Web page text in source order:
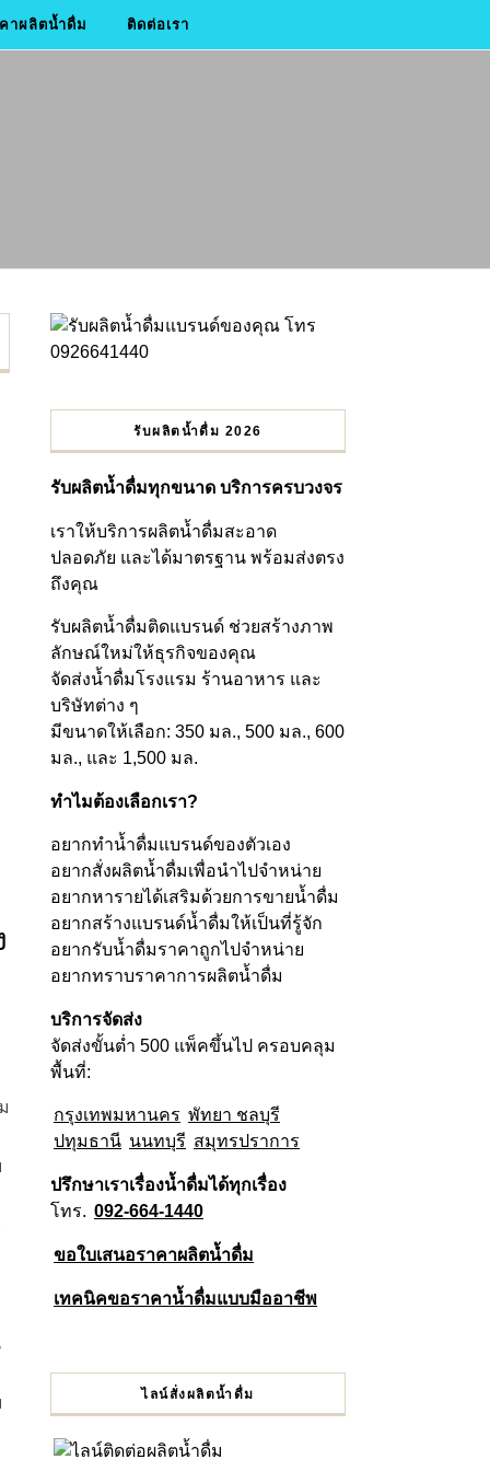
าผลิตน้ำดื่ม ติดต่อเรา
รับผลิตน้ำดื่ม 2026
รับผลิตน้ำดื่มทุกขนาด บริการครบวงจร
เราให้บริการผลิตน้ำดื่มสะอาด
ปลอดภัย และได้มาตรฐาน พร้อมส่งตรง
ถึงคุณ
รับผลิตน้ำดื่มติดแบรนด์ ช่วยสร้างภาพ
ลักษณ์ใหม่ให้ธุรกิจของคุณ
จัดส่งน้ำดื่มโรงแรม ร้านอาหาร และ
บริษัทต่าง ๆ
มีขนาดให้เลือก: 350 มล., 500 มล., 600
มล., และ 1,500 มล.
ทำไมต้องเลือกเรา?
อยากทำน้ำดื่มแบรนด์ของตัวเอง
อยากสั่งผลิตน้ำดื่มเพื่อนำไปจำหน่าย
อยากหารายได้เสริมด้วยการขายน้ำดื่ม
อยากสร้างแบรนด์น้ำดื่มให้เป็นที่รู้จัก
อยากรับน้ำดื่มราคาถูกไปจำหน่าย
อยากทราบราคาการผลิตน้ำดื่ม
บริการจัดส่ง
จัดส่งขั้นต่ำ 500 แพ็คขึ้นไป ครอบคลุม
พื้นที่:
กรุงเทพมหานคร พัทยา ชลบุรี
ปทุมธานี นนทบุรี สมุทรปราการ
ปรึกษาเราเรื่องน้ำดื่มได้ทุกเรื่อง
โทร. 092-664-1440
ขอใบเสนอราคาผลิตน้ำดื่ม
เทคนิคขอราคาน้ำดื่มแบบมืออาชีพ
ไลน์สั่งผลิตน้ำดื่ม